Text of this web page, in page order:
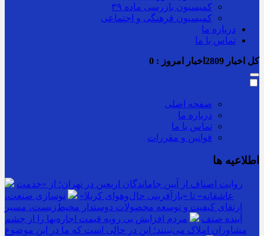
کمیسیون بازرسی ماده ۳۹
کمیسیون فرهنگی و اجتماعی
درباره ما
تماس با ما
کل اخبار اخبار امروز : 0
صفحه اصلی
درباره ما
تماس با ما
قوانین و مقررات
اطلاعیه ها
روایت اصناف از آیین جاماندگان اربعین در تهران؛ از «خدمت
عاشقانه» تا «بازآفرینی حال‌وهوای کربلا»
نوسازی صنعت،
ارتقای کیفیت و توسعه محصولات دوستدار محیط‌زیست، مسیر
آینده صنف
مردم افزایش بی رویه قیمت اجاره‌بها را از چشم
مشاوران املاک می‌بینند؛ این در حالی است که ما در این موضوع